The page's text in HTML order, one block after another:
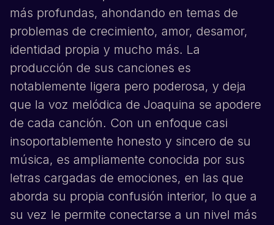
más profundas, ahondando en temas de
problemas de crecimiento, amor, desamor,
identidad propia y mucho más. La
producción de sus canciones es
notablemente ligera pero poderosa, y deja
que la voz melódica de Joaquina se apodere
de cada canción. Con un enfoque casi
insoportablemente honesto y sincero de su
música, es ampliamente conocida por sus
letras cargadas de emociones, en las que
aborda su propia confusión interior, lo que a
su vez le permite conectarse a un nivel más